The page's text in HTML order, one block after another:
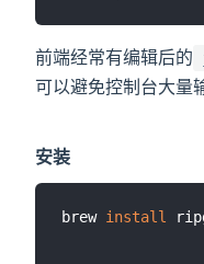
前端经常有编辑后的
可以避免控制台大量
安装
brew install